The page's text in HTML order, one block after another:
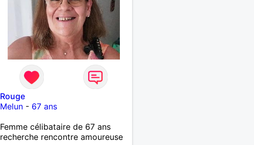
Rouge
Melun - 67 ans
Femme célibataire de 67 ans
recherche rencontre amoureuse